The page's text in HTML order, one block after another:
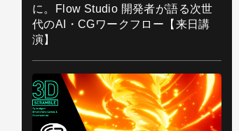
に。Flow Studio 開発者が語る次世
代のAI・CGワークフロー【来日講
演】